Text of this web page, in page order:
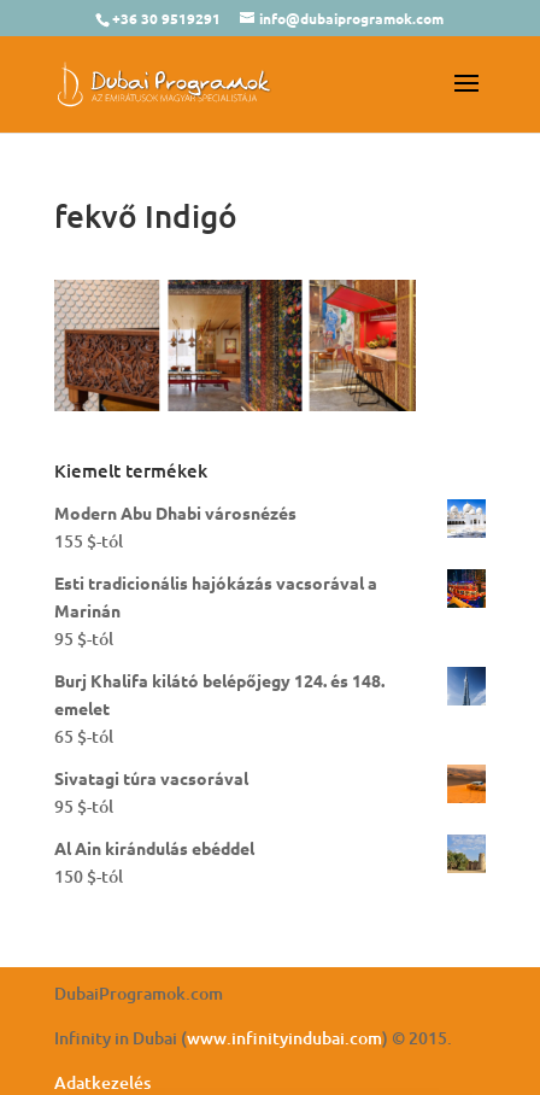
+36 30 9519291 info@dubaiprogramok.com
fekvő Indigó
Kiemelt termékek
Modern Abu Dhabi városnézés
155 $-tól
Esti tradicionális hajókázás vacsorával a
Marinán
95 $-tól
Burj Khalifa kilátó belépőjegy 124. és 148.
emelet
65 $-tól
Sivatagi túra vacsorával
95 $-tól
Al Ain kirándulás ebéddel
150 $-tól
DubaiProgramok.com
Infinity in Dubai (www.infinityindubai.com) © 2015.
Adatkezelés